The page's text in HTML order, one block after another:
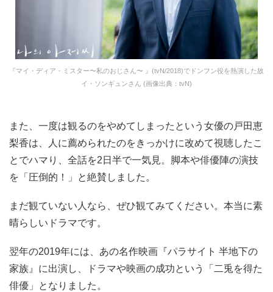
『マイ・ディア・ミスター〜私のおじさん〜 』(tvN/2018)でドンフン役を熱演した故
イ・ソンギュンさん (画像出典：tvN)
また、一度は観るのをやめてしまったという女優の戸田恵
梨香は、人に薦められたのをきっかけに改めて視聴したこ
とでハマり、全話を2日半で一気見。脚本や俳優陣の演技
を「圧倒的！」と絶賛しました。
まだ観ていない人なら、ぜひ観てみてください。本当に素
晴らしいドラマです。
翌年の2019年には、あの名作映画『パラサイト 半地下の
家族』に出演し、ドラマや映画の成功という「二兎を得た
俳優」となりました。